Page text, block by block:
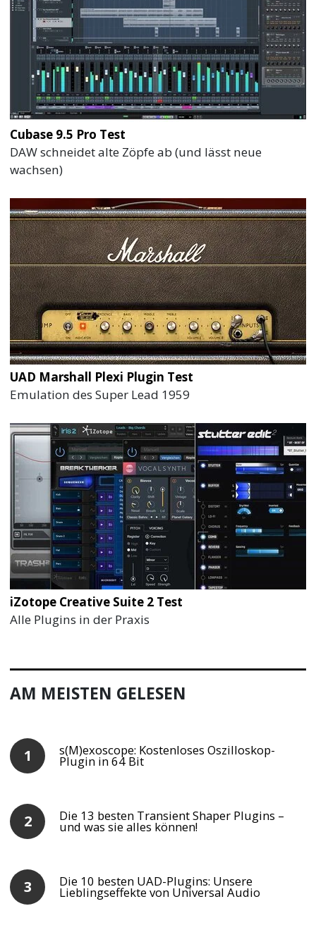
Cubase 9.5 Pro Test
DAW schneidet alte Zöpfe ab (und lässt neue
wachsen)
UAD Marshall Plexi Plugin Test
Emulation des Super Lead 1959
iZotope Creative Suite 2 Test
Alle Plugins in der Praxis
AM MEISTEN GELESEN
s(M)exoscope: Kostenloses Oszilloskop-
Plugin in 64 Bit
Die 13 besten Transient Shaper Plugins –
und was sie alles können!
Die 10 besten UAD-Plugins: Unsere
Lieblingseffekte von Universal Audio